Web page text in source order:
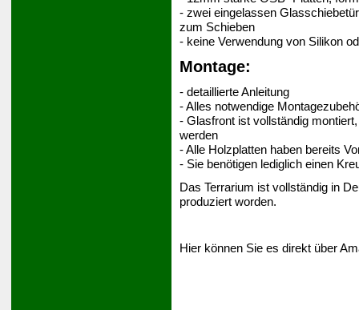
- zwei eingelassen
zum Schieben
- keine Verwendung von Silikon
Montage:
- detaillierte Anleitung
- Alles notwendige
- Glasfront ist vollständig
werden
- Alle Holzplatten haben bereits
- Sie benötigen lediglich einen
Das Terrarium ist vollständig in
produziert worden.
Hier können Sie es direkt über